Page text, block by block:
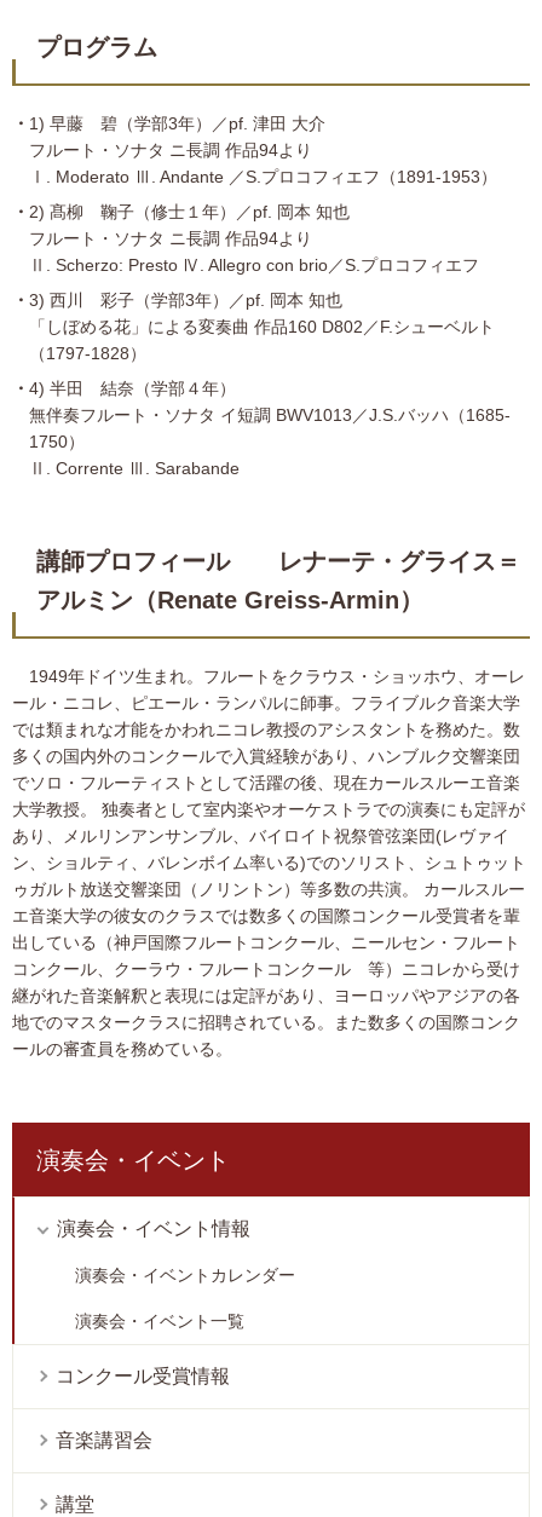
プログラム
1) 早藤 碧（学部3年）／pf. 津田 大介
フルート・ソナタ ニ長調 作品94より
Ⅰ. Moderato Ⅲ. Andante ／S.プロコフィエフ（1891-1953）
2) 髙柳 鞠子（修士１年）／pf. 岡本 知也
フルート・ソナタ ニ長調 作品94より
Ⅱ. Scherzo: Presto Ⅳ. Allegro con brio／S.プロコフィエフ
3) 西川 彩子（学部3年）／pf. 岡本 知也
「しぼめる花」による変奏曲 作品160 D802／F.シューベルト
（1797-1828）
4) 半田 結奈（学部４年）
無伴奏フルート・ソナタ イ短調 BWV1013／J.S.バッハ（1685-
1750）
Ⅱ. Corrente Ⅲ. Sarabande
講師プロフィール レナーテ・グライス＝
アルミン（Renate Greiss-Armin）
1949年ドイツ生まれ。フルートをクラウス・ショッホウ、オーレ
ール・ニコレ、ピエール・ランパルに師事。フライブルク音楽大学
では類まれな才能をかわれニコレ教授のアシスタントを務めた。数
多くの国内外のコンクールで入賞経験があり、ハンブルク交響楽団
でソロ・フルーティストとして活躍の後、現在カールスルーエ音楽
大学教授。 独奏者として室内楽やオーケストラでの演奏にも定評が
あり、メルリンアンサンブル、バイロイト祝祭管弦楽団(レヴァイ
ン、ショルティ、バレンボイム率いる)でのソリスト、シュトゥット
ゥガルト放送交響楽団（ノリントン）等多数の共演。 カールスルー
エ音楽大学の彼女のクラスでは数多くの国際コンクール受賞者を輩
出している（神戸国際フルートコンクール、ニールセン・フルート
コンクール、クーラウ・フルートコンクール 等）ニコレから受け
継がれた音楽解釈と表現には定評があり、ヨーロッパやアジアの各
地でのマスタークラスに招聘されている。また数多くの国際コンク
ールの審査員を務めている。
演奏会・イベント
演奏会・イベント情報
演奏会・イベントカレンダー
演奏会・イベント一覧
コンクール受賞情報
音楽講習会
講堂